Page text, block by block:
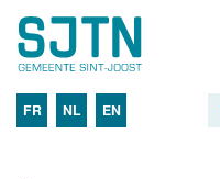
FR NL EN